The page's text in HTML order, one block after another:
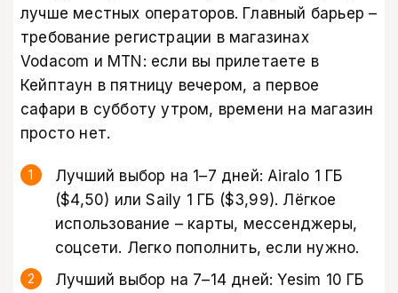
лучше местных операторов. Главный барьер –
требование регистрации в магазинах
Vodacom и MTN: если вы прилетаете в
Кейптаун в пятницу вечером, а первое
сафари в субботу утром, времени на магазин
просто нет.
Лучший выбор на 1–7 дней: Airalo 1 ГБ
($4,50) или Saily 1 ГБ ($3,99). Лёгкое
использование – карты, мессенджеры,
соцсети. Легко пополнить, если нужно.
Лучший выбор на 7–14 дней: Yesim 10 ГБ